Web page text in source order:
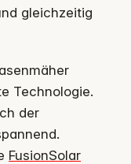
gleichzeitig
Technologie.
der
FusionSolar